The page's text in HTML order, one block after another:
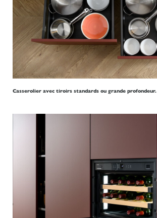
Casserolier avec tiroirs standards ou grande profondeur.